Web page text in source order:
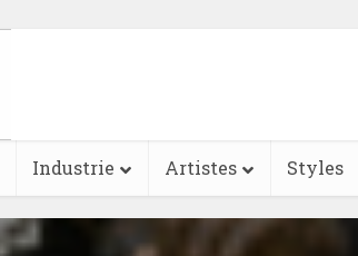
Industrie Artistes Styles